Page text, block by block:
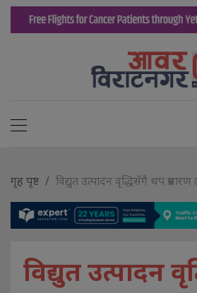
गृह पृष्ट विद्युत उत्पादन वृद्धिसँगै थप
विद्युत उत्पादन